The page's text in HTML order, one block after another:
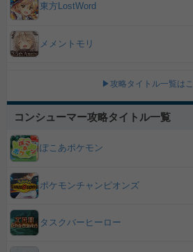
東方LostWord
メメントモリ
▶攻略タイトル一覧は
コンシューマー攻略タイトル一覧
ぽこあポケモン
ポケモンチャンピオンズ
タスクバーヒーロー